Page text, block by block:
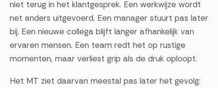
niet terug in het klantgesprek. Een werkwijze wordt
net anders uitgevoerd. Een manager stuurt pas later
bij. Een nieuwe collega blijft langer afhankelijk van
ervaren mensen. Een team redt het op rustige
momenten, maar verliest grip als de druk oploopt.
Het MT ziet daarvan meestal pas later het gevolg: